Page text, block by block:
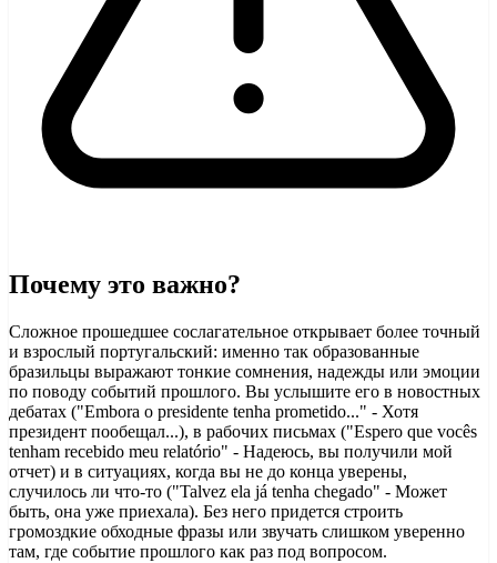
Почему это важно?
Сложное прошедшее сослагательное открывает более точный
и взрослый португальский: именно так образованные
бразильцы выражают тонкие сомнения, надежды или эмоции
по поводу событий прошлого. Вы услышите его в новостных
дебатах ("Embora o presidente tenha prometido..." - Хотя
президент пообещал...), в рабочих письмах ("Espero que vocês
tenham recebido meu relatório" - Надеюсь, вы получили мой
отчет) и в ситуациях, когда вы не до конца уверены,
случилось ли что-то ("Talvez ela já tenha chegado" - Может
быть, она уже приехала). Без него придется строить
громоздкие обходные фразы или звучать слишком уверенно
там, где событие прошлого как раз под вопросом.